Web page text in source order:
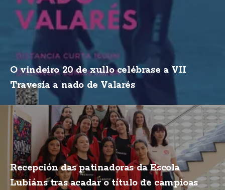
O vindeiro 20 de xullo celébrase a VII
Travesía a nado de Valarés
Recepción das patinadoras da Escola
Lubiáns tras acadar o título de campioas